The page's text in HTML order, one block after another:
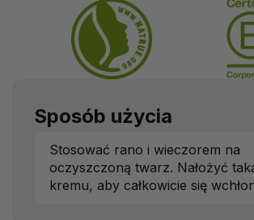
Sposób użycia
Stosować rano i wieczorem na
oczyszczoną twarz. Nałożyć
kremu, aby całkowicie się